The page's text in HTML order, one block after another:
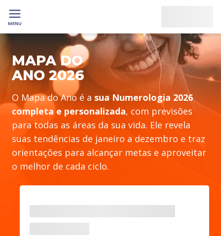
MENU
MAPA DO
ANO 2026
O Mapa do Ano é a sua Numerologia 2026
completa e personalizada, com previsões
para todas as áreas da sua vida. Ele revela
suas tendências de janeiro a dezembro e traz
orientações para alcançar metas e aproveitar
o melhor de cada ciclo.